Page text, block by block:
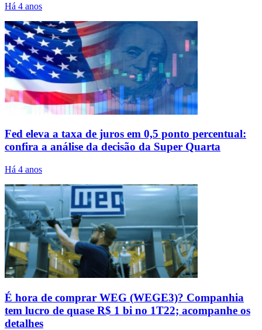
Há 4 anos
Fed eleva a taxa de juros em 0,5 ponto percentual:
confira a análise da decisão da Super Quarta
Há 4 anos
É hora de comprar WEG (WEGE3)? Companhia
tem lucro de quase R$ 1 bi no 1T22; acompanhe os
detalhes